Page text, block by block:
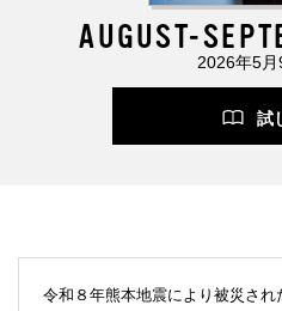
AUGUST-
2026年5月
試
令和８年熊本地震により被災さ